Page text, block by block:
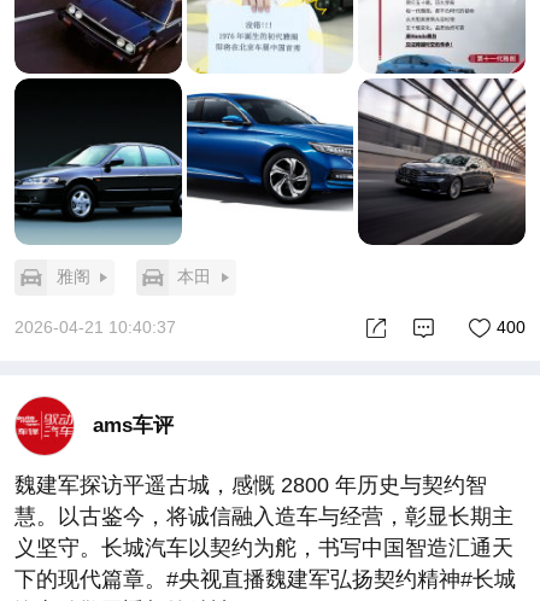
能表现，成为智电时代旗舰。
正因如此，每一代雅阁，都在用户心中留下经典印
记。所以，还等什么，北京车展怎能错过它的身影。
不止于此，还有一个惊喜不得不说，本田还将在车展
上打造“史诗级展台”：从传奇F1赛车、MotoGP战车，
到Honda Jet与船外机产品，海陆空全域呈现，现场官
方设定“史诗级机位”，保证每一张打卡照都震撼。不
仅能见证雅阁50年的辉煌，更能感受本田技术从地面
飞向万米高空的无限想象力。来本田展台打卡，一饱
#初代雅阁中国首秀##车展海陆空史诗级机位##雅阁
雅阁 本田
2026-04-21 10:40:37 400
ams车评
魏建军探访平遥古城，感慨 2800 年历史与契约智
慧。以古鉴今，将诚信融入造车与经营，彰显长期主
义坚守。长城汽车以契约为舵，书写中国智造汇通天
下的现代篇章。#央视直播魏建军弘扬契约精神#长城